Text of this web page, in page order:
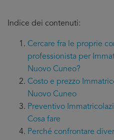
Indice dei contenuti:
Cercare fra le proprie
professionista per
Nuovo Cuneo?
Costo e prezzo
Nuovo Cuneo
Preventivo
Cosa fare
Perché confrontare